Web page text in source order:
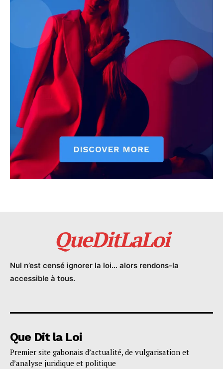
QueDitLaLoi
Nul n’est censé ignorer la loi… alors rendons-la
accessible à tous.
Que Dit la Loi
Premier site gabonais d’actualité, de vulgarisation et
d’analyse juridique et politique